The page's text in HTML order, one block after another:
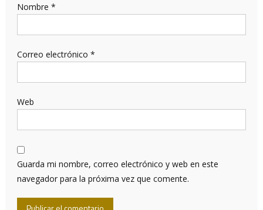
Nombre *
Correo electrónico *
Web
Guarda mi nombre, correo electrónico y web en este
navegador para la próxima vez que comente.